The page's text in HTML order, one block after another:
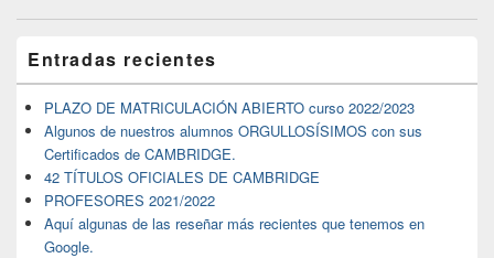
área
de
widget
barra
lateral
primaria
Entradas recientes
PLAZO DE MATRICULACIÓN ABIERTO curso 2022/2023
Algunos de nuestros alumnos ORGULLOSÍSIMOS con sus
Certificados de CAMBRIDGE.
42 TÍTULOS OFICIALES DE CAMBRIDGE
PROFESORES 2021/2022
Aquí algunas de las reseñar más recientes que tenemos en
Google.